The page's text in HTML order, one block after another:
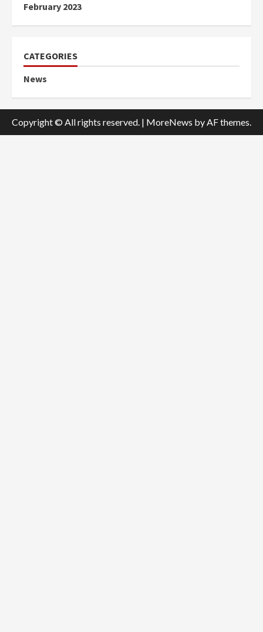
February 2023
CATEGORIES
News
Copyright © All rights reserved. | MoreNews by AF themes.